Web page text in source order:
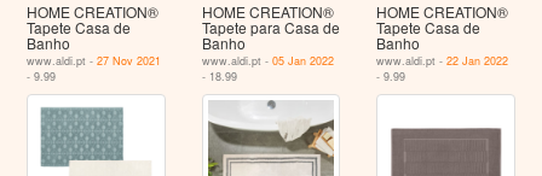
HOME CREATION®
Tapete Casa de
Banho
www.aldi.pt -27 Nov 2021
- 9.99
HOME CREATION®
Tapete para Casa de
Banho
www.aldi.pt - 05 Jan 2022
- 18.99
HOME CREATION®
Tapete Casa de
Banho
www.aldi.pt -22 Jan 2022
- 9.99